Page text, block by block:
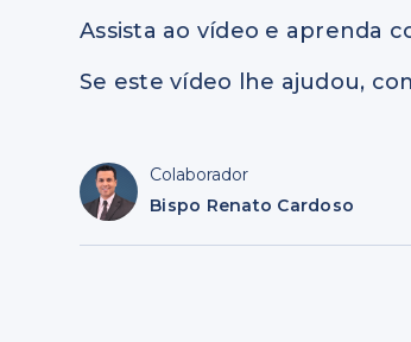
Assista ao vídeo e aprenda
Se este vídeo lhe ajudou,
Colaborador
Bispo Renato Cardoso